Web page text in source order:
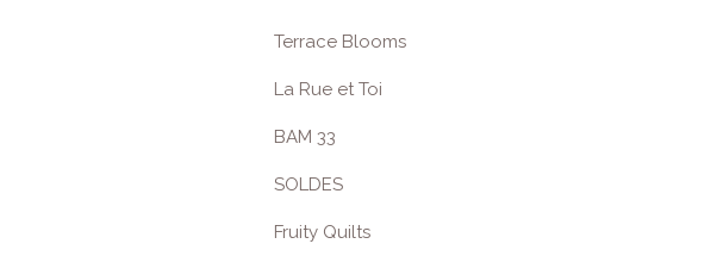
Terrace Blooms
La Rue et Toi
BAM 33
SOLDES
Fruity Quilts